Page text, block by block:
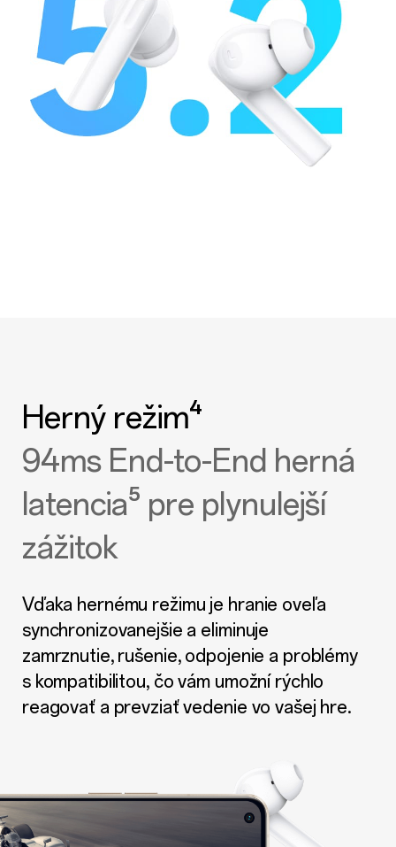
Herný režim⁴
94ms End-to-End herná
latencia⁵ pre plynulejší
zážitok
Vďaka hernému režimu je hranie oveľa
synchronizovanejšie a eliminuje
zamrznutie, rušenie, odpojenie a problémy
s kompatibilitou, čo vám umožní rýchlo
reagovať a prevziať vedenie vo vašej hre.